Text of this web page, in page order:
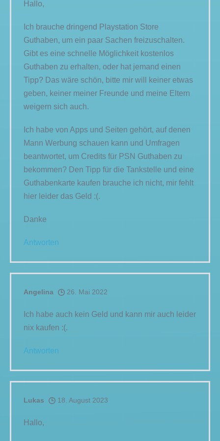
Hallo,
Ich brauche dringend Playstation Store
Guthaben, um ein paar Sachen freizuschalten.
Gibt es eine schnelle Möglichkeit kostenlos
Guthaben zu erhalten, oder hat jemand einen
Tipp? Das wäre schön, bitte mir will keiner etwas
geben, keiner meiner Freunde und meine Eltern
weigern sich auch.
Ich habe von Apps und Seiten gehört, auf denen
Mann Werbung schauen kann und Umfragen
beantwortet, um Credits für PSN Guthaben zu
bekommen? Den Tipp für die Tankstelle und eine
Guthabenkarte kaufen brauche ich nicht, mir fehlt
hier leider das Geld :(.
Danke
Antworten
Angelina 26. Mai 2022
Ich habe auch kein Geld und kann mir auch leider
nix kaufen :(.
Antworten
Lukas 18. August 2023
Hallo,